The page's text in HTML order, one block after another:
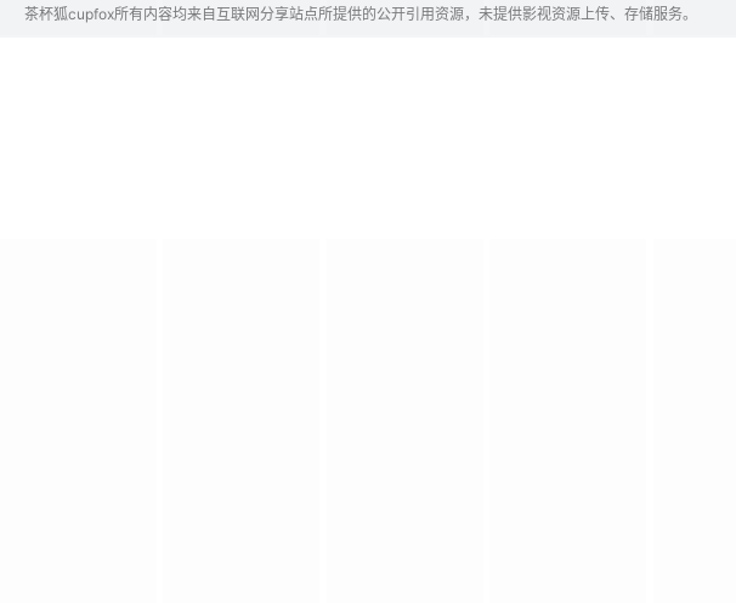
茶杯狐cupfox所有内容均来自互联网分享站点所提供的公开引用资源，未提供影视资源上传、存储服务。